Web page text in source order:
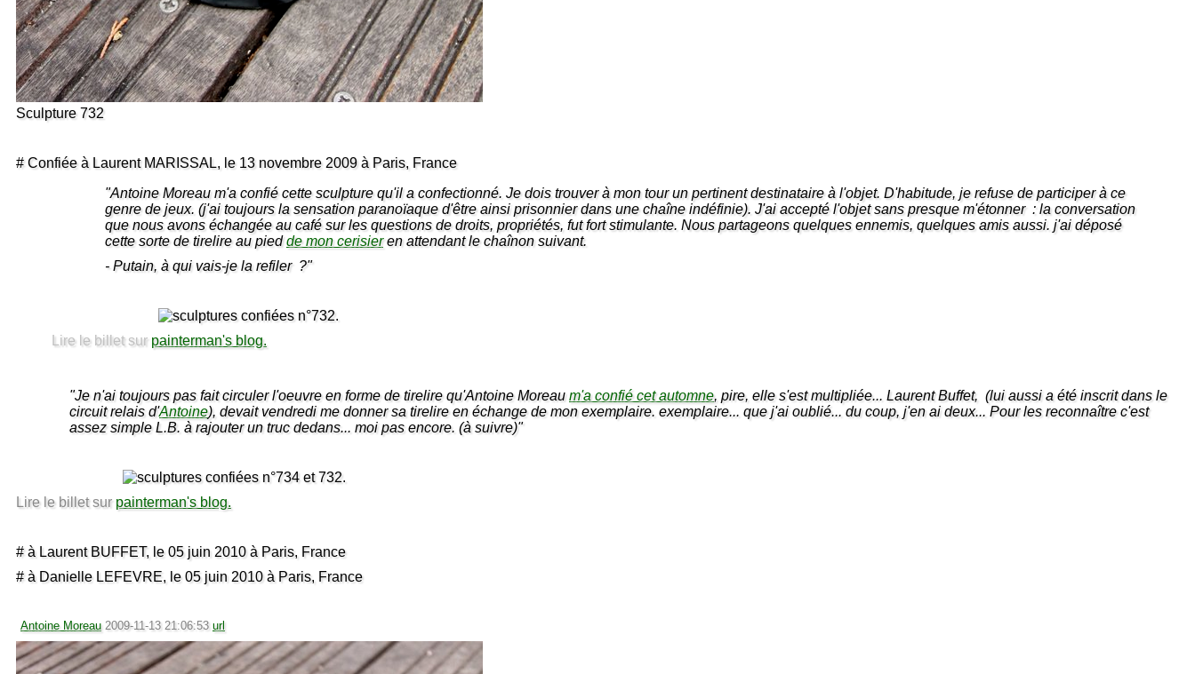
Sculpture 732
# Confiée à Laurent MARISSAL, le 13 novembre 2009 à Paris, France
"Antoine Moreau m'a confié cette sculpture qu'il a confectionné. Je dois trouver à mon tour un pertinent destinataire à l'objet. D'habitude, je refuse de participer à ce
genre de jeux. (j'ai toujours la sensation paranoïaque d'être ainsi prisonnier dans une chaîne indéfinie). J'ai accepté l'objet sans presque m'étonner : la conversation
que nous avons échangée au café sur les questions de droits, propriétés, fut fort stimulante. Nous partageons quelques ennemis, quelques amis aussi. j'ai déposé
cette sorte de tirelire au piedde mon cerisieren attendant le chaînon suivant.
- Putain, à qui vais-je la refiler ?"
Lire le billet sur painterman's blog.
"Je n'ai toujours pas fait circuler l'oeuvre en forme de tirelire qu'Antoine Moreaum'a confié cet automne, pire, elle s'est multipliée... Laurent Buffet, (lui aussi a été inscrit dans le
circuit relais d'Antoine), devait vendredi me donner sa tirelire en échange de mon exemplaire. exemplaire... que j'ai oublié... du coup, j'en ai deux... Pour les reconnaître c'est
assez simple L.B. à rajouter un truc dedans... moi pas encore. (à suivre)"
Lire le billet sur painterman's blog.
# à Laurent BUFFET, le 05 juin 2010 à Paris, France
# à Danielle LEFEVRE, le 05 juin 2010 à Paris, France
Antoine Moreau 2009-11-13 21:06:53 url